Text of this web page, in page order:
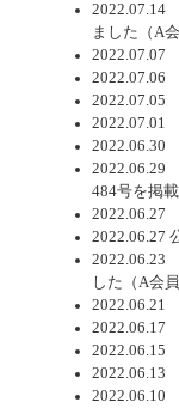
2022.07.14
ました（A
2022.07.07
2022.07.06
2022.07.05
2022.07.01
2022.06.30
2022.06.29
484号を掲
2022.06.27
2022.06.27
2022.06.23
した（A会
2022.06.21
2022.06.17
2022.06.15
2022.06.13
2022.06.10